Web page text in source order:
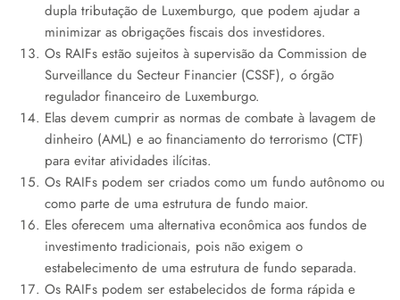
dupla tributação de Luxemburgo, que podem ajudar a
minimizar as obrigações fiscais dos investidores.
Os RAIFs estão sujeitos à supervisão da Commission de
Surveillance du Secteur Financier (CSSF), o órgão
regulador financeiro de Luxemburgo.
Elas devem cumprir as normas de combate à lavagem de
dinheiro (AML) e ao financiamento do terrorismo (CTF)
para evitar atividades ilícitas.
Os RAIFs podem ser criados como um fundo autônomo ou
como parte de uma estrutura de fundo maior.
Eles oferecem uma alternativa econômica aos fundos de
investimento tradicionais, pois não exigem o
estabelecimento de uma estrutura de fundo separada.
Os RAIFs podem ser estabelecidos de forma rápida e